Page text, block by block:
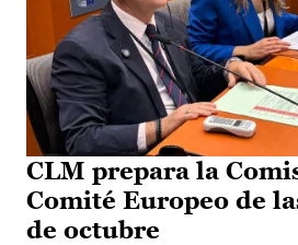
CLM prepara la
Comité Europeo de
de octubre